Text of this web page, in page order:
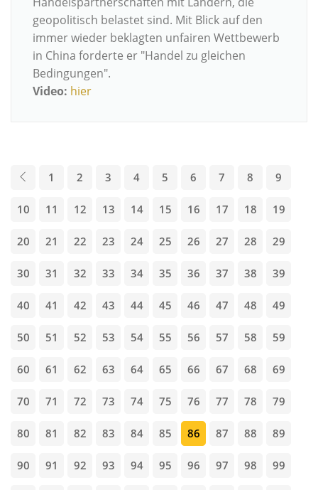
geopolitisch belastet sind. Mit Blick auf den
immer wieder beklagten unfairen Wettbewerb
in China forderte er "Handel zu gleichen
Bedingungen".
Video: hier
1 2 3 4 5 6 7 8 9
10 11 12 13 14 15 16 17 18 19
20 21 22 23 24 25 26 27 28 29
30 31 32 33 34 35 36 37 38 39
40 41 42 43 44 45 46 47 48 49
50 51 52 53 54 55 56 57 58 59
60 61 62 63 64 65 66 67 68 69
70 71 72 73 74 75 76 77 78 79
80 81 82 83 84 85 86 87 88 89
90 91 92 93 94 95 96 97 98 99